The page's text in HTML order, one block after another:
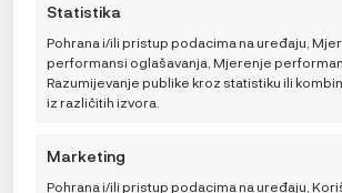
privole može negativno utjecati na
prekidača na Politici kolačića ili klikom na
upravljanje privolom na dnu ekrana.
Statistika
Pohrana i/ili pristup podacima na uređaju,
performansi oglašavanja, Mjerenje
Razumijevanje publike kroz statistiku ili
iz različitih izvora.
Marketing
Pohrana i/ili pristup podacima na uređaju,
269,00